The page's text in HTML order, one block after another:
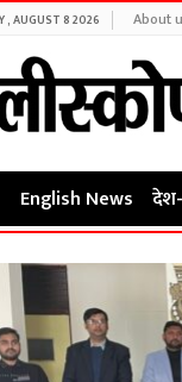
, AUGUST 8 2026 About
English News